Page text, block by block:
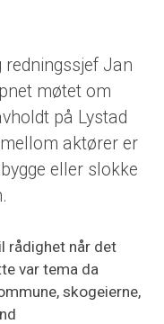
Jan
møtet om
på Lystad
aktører er
eller slokke
rådighet når det
var tema da
skogeierne,